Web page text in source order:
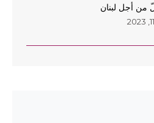
من أجل لبنان